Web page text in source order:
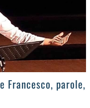
Francesco, parole,